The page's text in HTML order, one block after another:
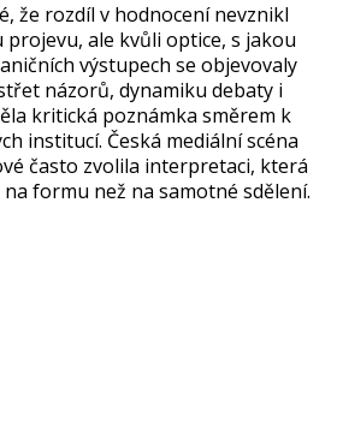
že rozdíl v hodnocení nevznikl
ale kvůli optice, s jakou
výstupech se objevovaly
názorů, dynamiku debaty i
kritická poznámka směrem k
institucí. Česká mediální scéna
často zvolila interpretaci, která
formu než na samotné sdělení.